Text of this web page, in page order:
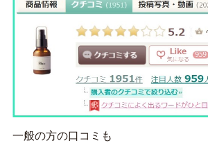
一般の方の口コミも